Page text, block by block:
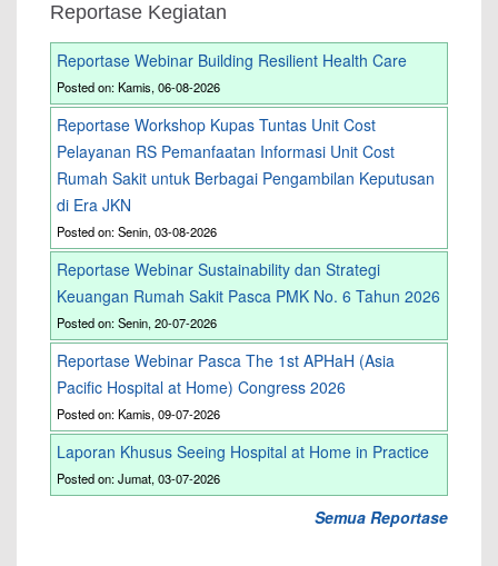
Reportase Kegiatan
Reportase Webinar Building Resilient Health Care
Posted on: Kamis, 06-08-2026
Reportase Workshop Kupas Tuntas Unit Cost
Pelayanan RS Pemanfaatan Informasi Unit Cost
Rumah Sakit untuk Berbagai Pengambilan Keputusan
di Era JKN
Posted on: Senin, 03-08-2026
Reportase Webinar Sustainability dan Strategi
Keuangan Rumah Sakit Pasca PMK No. 6 Tahun 2026
Posted on: Senin, 20-07-2026
Reportase Webinar Pasca The 1st APHaH (Asia
Pacific Hospital at Home) Congress 2026
Posted on: Kamis, 09-07-2026
Laporan Khusus Seeing Hospital at Home in Practice
Posted on: Jumat, 03-07-2026
Semua Reportase